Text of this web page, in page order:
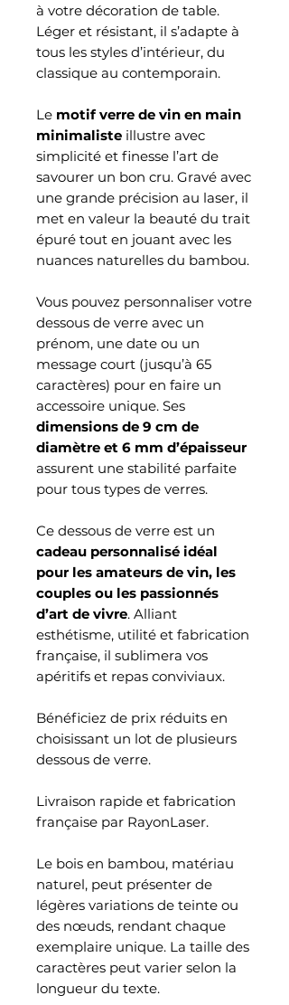
à votre décoration de table.
Léger et résistant, il s’adapte à
tous les styles d’intérieur, du
classique au contemporain.
Le motif verre de vin en main
minimaliste illustre avec
simplicité et finesse l’art de
savourer un bon cru. Gravé avec
une grande précision au laser, il
met en valeur la beauté du trait
épuré tout en jouant avec les
nuances naturelles du bambou.
Vous pouvez personnaliser votre
dessous de verre avec un
prénom, une date ou un
message court (jusqu’à 65
caractères) pour en faire un
accessoire unique. Ses
dimensions de 9 cm de
diamètre et 6 mm d’épaisseur
assurent une stabilité parfaite
pour tous types de verres.
Ce dessous de verre est un
cadeau personnalisé idéal
pour les amateurs de vin, les
couples ou les passionnés
d’art de vivre. Alliant
esthétisme, utilité et fabrication
française, il sublimera vos
apéritifs et repas conviviaux.
Bénéficiez de prix réduits en
choisissant un lot de plusieurs
dessous de verre.
Livraison rapide et fabrication
française par RayonLaser.
Le bois en bambou, matériau
naturel, peut présenter de
légères variations de teinte ou
des nœuds, rendant chaque
exemplaire unique. La taille des
caractères peut varier selon la
longueur du texte.